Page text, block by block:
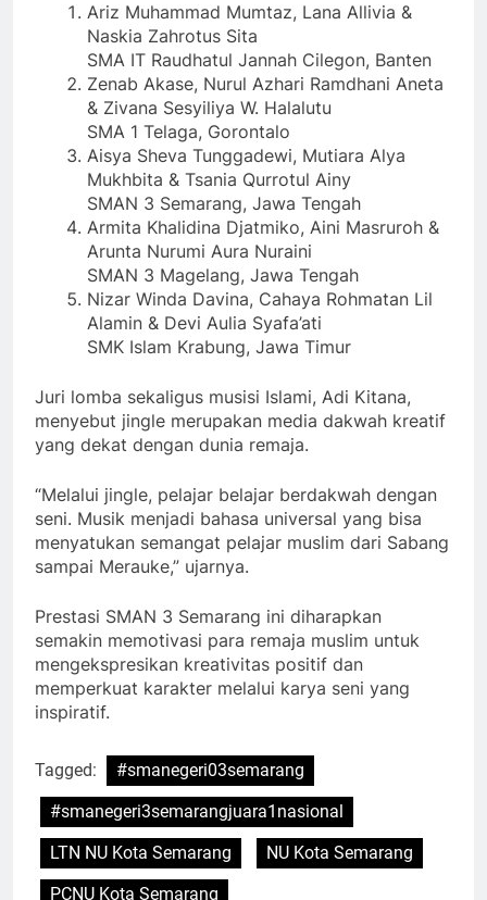
Ariz Muhammad Mumtaz, Lana Allivia &
Naskia Zahrotus Sita
SMA IT Raudhatul Jannah Cilegon, Banten
Zenab Akase, Nurul Azhari Ramdhani Aneta
& Zivana Sesyiliya W. Halalutu
SMA 1 Telaga, Gorontalo
Aisya Sheva Tunggadewi, Mutiara Alya
Mukhbita & Tsania Qurrotul Ainy
SMAN 3 Semarang, Jawa Tengah
Armita Khalidina Djatmiko, Aini Masruroh &
Arunta Nurumi Aura Nuraini
SMAN 3 Magelang, Jawa Tengah
Nizar Winda Davina, Cahaya Rohmatan Lil
Alamin & Devi Aulia Syafa’ati
SMK Islam Krabung, Jawa Timur
Juri lomba sekaligus musisi Islami, Adi Kitana,
menyebut jingle merupakan media dakwah kreatif
yang dekat dengan dunia remaja.
“Melalui jingle, pelajar belajar berdakwah dengan
seni. Musik menjadi bahasa universal yang bisa
menyatukan semangat pelajar muslim dari Sabang
sampai Merauke,” ujarnya.
Prestasi SMAN 3 Semarang ini diharapkan
semakin memotivasi para remaja muslim untuk
mengekspresikan kreativitas positif dan
memperkuat karakter melalui karya seni yang
inspiratif.
Tagged:
#smanegeri03semarang
#smanegeri3semarangjuara1nasional
LTN NU Kota Semarang
NU Kota Semarang
PCNU Kota Semarang